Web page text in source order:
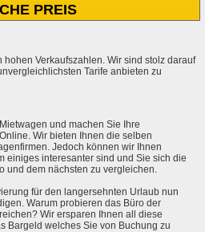
PREIS
Verkaufszahlen. Wir sind stolz darauf
Tarife anbieten zu
und machen Sie Ihre
Wir bieten Ihnen die selben
Jedoch können wir Ihnen
einiges interesanter sind und Sie sich die
und dem nächsten zu vergleichen.
für den langersehnten Urlaub nun
Warum probieren das Büro der
Wir ersparen Ihnen all diese
Bargeld welches Sie von Buchung zu